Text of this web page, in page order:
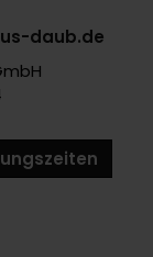
daub.de